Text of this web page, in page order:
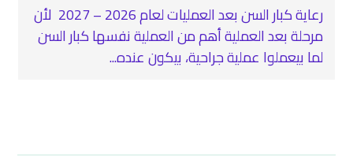
رعاية كبار السن بعد العمليات لعام 2026 – 2027 ‍ لأن
مرحلة بعد العملية أهم من العملية نفسها كبار السن
لما بيعملوا عملية جراحية، بيكون عنده...